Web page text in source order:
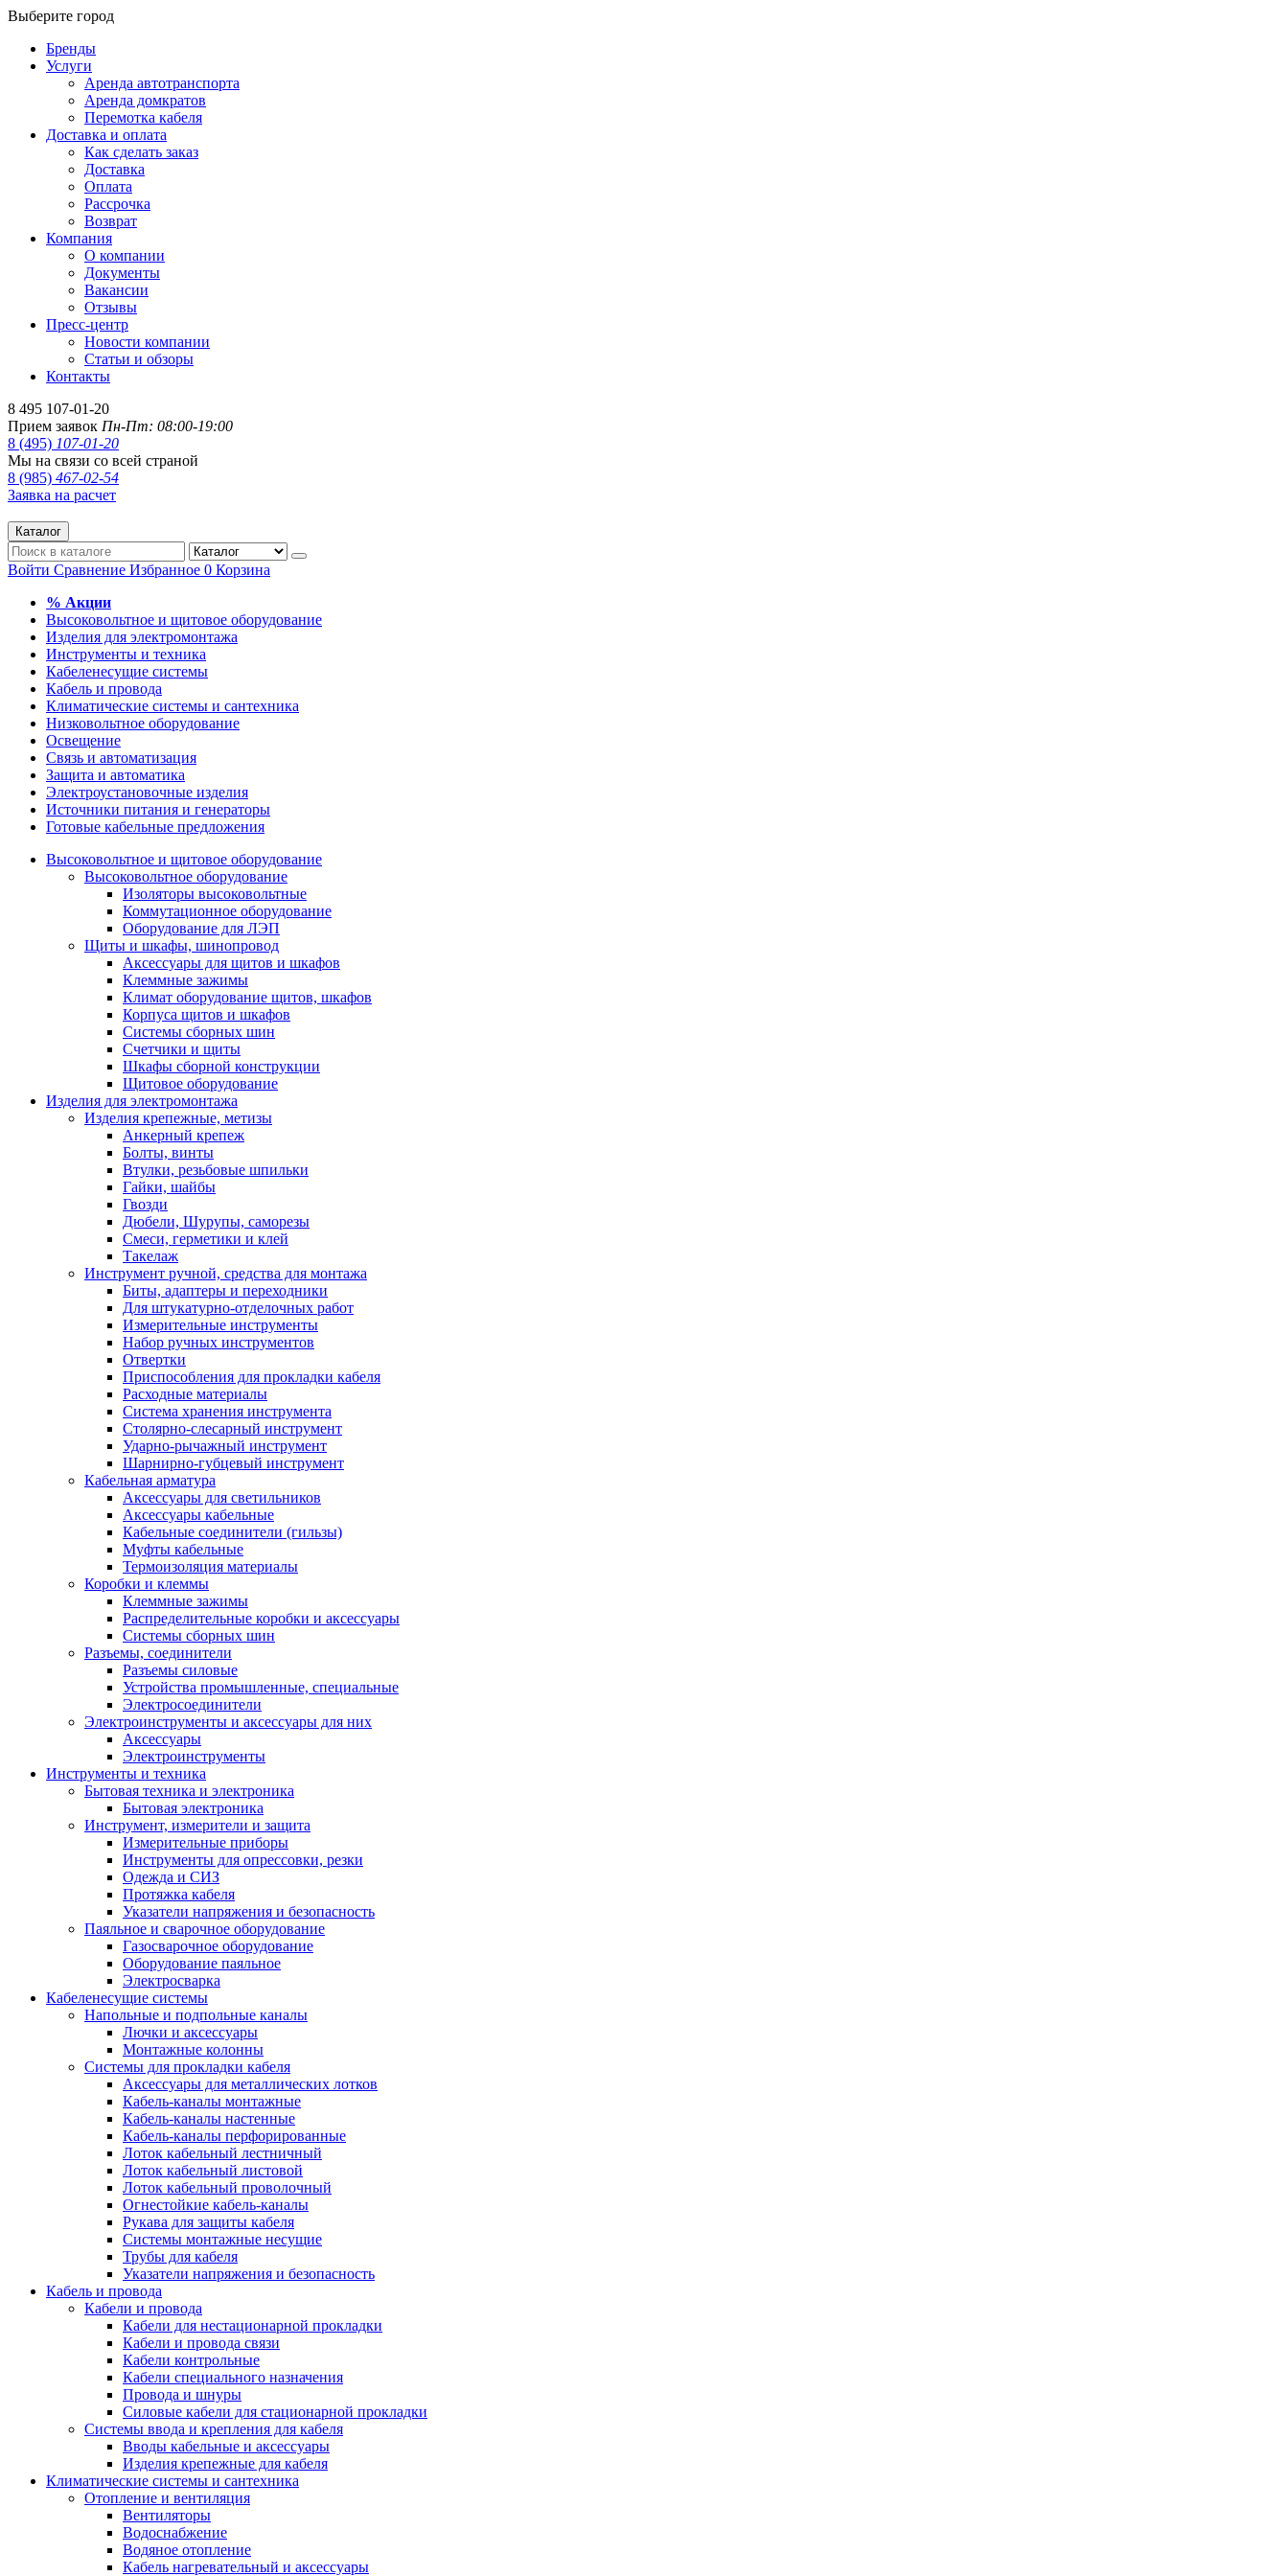
Выберите город
Бренды
Услуги
Аренда автотранспорта
Аренда домкратов
Перемотка кабеля
Доставка и оплата
Как сделать заказ
Доставка
Оплата
Рассрочка
Возврат
Компания
О компании
Документы
Вакансии
Отзывы
Пресс-центр
Новости компании
Статьи и обзоры
Контакты
8 495 107-01-20
Прием заявок Пн-Пт: 08:00-19:00
8 (495) 107-01-20
Мы на связи со всей страной
8 (985) 467-02-54
Заявка на расчет
Каталог
Войти Сравнение Избранное 0 Корзина
% Акции
Высоковольтное и щитовое оборудование
Изделия для электромонтажа
Инструменты и техника
Кабеленесущие системы
Кабель и провода
Климатические системы и сантехника
Низковольтное оборудование
Освещение
Связь и автоматизация
Защита и автоматика
Электроустановочные изделия
Источники питания и генераторы
Готовые кабельные предложения
Высоковольтное и щитовое оборудование
Высоковольтное оборудование
Изоляторы высоковольтные
Коммутационное оборудование
Оборудование для ЛЭП
Щиты и шкафы, шинопровод
Аксессуары для щитов и шкафов
Клеммные зажимы
Климат оборудование щитов, шкафов
Корпуса щитов и шкафов
Системы сборных шин
Счетчики и щиты
Шкафы сборной конструкции
Щитовое оборудование
Изделия для электромонтажа
Изделия крепежные, метизы
Анкерный крепеж
Болты, винты
Втулки, резьбовые шпильки
Гайки, шайбы
Гвозди
Дюбели, Шурупы, саморезы
Смеси, герметики и клей
Такелаж
Инструмент ручной, средства для монтажа
Биты, адаптеры и переходники
Для штукатурно-отделочных работ
Измерительные инструменты
Набор ручных инструментов
Отвертки
Приспособления для прокладки кабеля
Расходные материалы
Система хранения инструмента
Столярно-слесарный инструмент
Ударно-рычажный инструмент
Шарнирно-губцевый инструмент
Кабельная арматура
Аксессуары для светильников
Аксессуары кабельные
Кабельные соединители (гильзы)
Муфты кабельные
Термоизоляция материалы
Коробки и клеммы
Клеммные зажимы
Распределительные коробки и аксессуары
Системы сборных шин
Разъемы, соединители
Разъемы силовые
Устройства промышленные, специальные
Электросоединители
Электроинструменты и аксессуары для них
Аксессуары
Электроинструменты
Инструменты и техника
Бытовая техника и электроника
Бытовая электроника
Инструмент, измерители и защита
Измерительные приборы
Инструменты для опрессовки, резки
Одежда и СИЗ
Протяжка кабеля
Указатели напряжения и безопасность
Паяльное и сварочное оборудование
Газосварочное оборудование
Оборудование паяльное
Электросварка
Кабеленесущие системы
Напольные и подпольные каналы
Лючки и аксессуары
Монтажные колонны
Системы для прокладки кабеля
Аксессуары для металлических лотков
Кабель-каналы монтажные
Кабель-каналы настенные
Кабель-каналы перфорированные
Лоток кабельный лестничный
Лоток кабельный листовой
Лоток кабельный проволочный
Огнестойкие кабель-каналы
Рукава для защиты кабеля
Системы монтажные несущие
Трубы для кабеля
Указатели напряжения и безопасность
Кабель и провода
Кабели и провода
Кабели для нестационарной прокладки
Кабели и провода связи
Кабели контрольные
Кабели специального назначения
Провода и шнуры
Силовые кабели для стационарной прокладки
Системы ввода и крепления для кабеля
Вводы кабельные и аксессуары
Изделия крепежные для кабеля
Климатические системы и сантехника
Отопление и вентиляция
Вентиляторы
Водоснабжение
Водяное отопление
Кабель нагревательный и аксессуары